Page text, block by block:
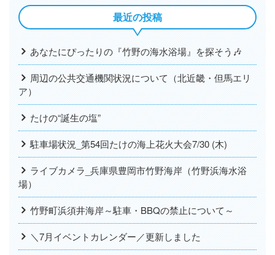
最近の投稿
あなたにぴったりの『竹野の海水浴場』を探そう🎶
周辺の公共交通機関状況について（北近畿・但馬エリ
ア）
たけの“誕生の塩”
駐車場状況_第54回たけの海上花火大会7/30 (木)
ライブカメラ_兵庫県豊岡市竹野海岸（竹野浜海水浴
場）
竹野町浜須井海岸～駐車・BBQの禁止について～
＼7月イベントカレンダー／更新しました